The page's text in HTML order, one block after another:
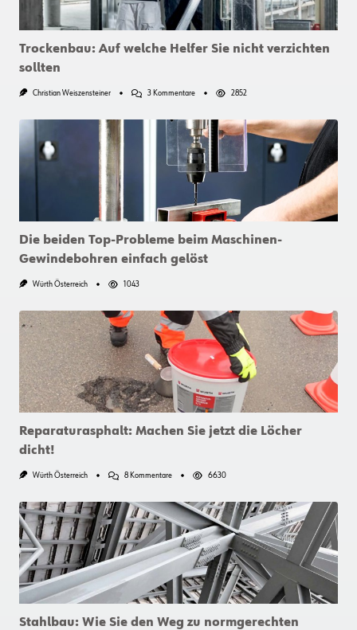
Trockenbau: Auf welche Helfer Sie nicht verzichten
sollten
Christian Weiszensteiner 3 KommentareZu
Welche
Helfer
Sie
Nicht
Verzichten
2852
Die beiden Top-Probleme beim Maschinen-
Gewindebohren einfach gelöst
Würth Österreich 1043
Reparaturasphalt: Machen Sie jetzt die Löcher
dicht!
Würth Österreich 8 KommentareZu
Sie
Jetzt
Die
Löcher
Dicht!
6630
Stahlbau: Wie Sie den Weg zu normgerechten